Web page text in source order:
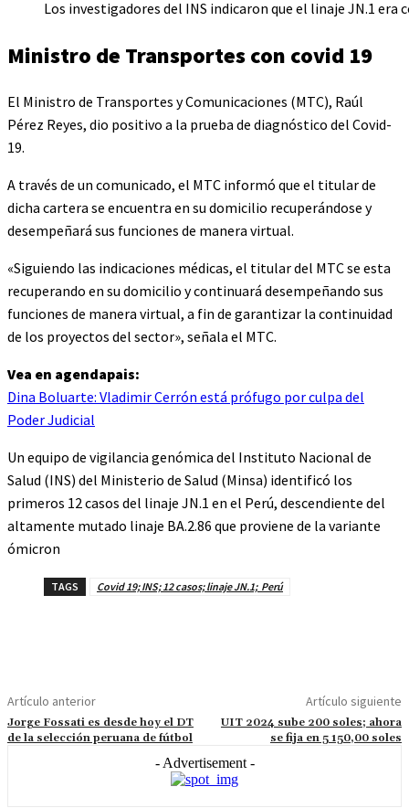
Los investigadores del INS indicaron que el linaje JN.1 era
Ministro de Transportes con covid 19
El Ministro de Transportes y Comunicaciones (MTC), Raúl
Pérez Reyes, dio positivo a la prueba de diagnóstico del Covid-
19.
A través de un comunicado, el MTC informó que el titular de
dicha cartera se encuentra en su domicilio recuperándose y
desempeñará sus funciones de manera virtual.
«Siguiendo las indicaciones médicas, el titular del MTC se esta
recuperando en su domicilio y continuará desempeñando sus
funciones de manera virtual, a fin de garantizar la continuidad
de los proyectos del sector», señala el MTC.
Vea en agendapais:
Dina Boluarte: Vladimir Cerrón está prófugo por culpa del
Poder Judicial
Un equipo de vigilancia genómica del Instituto Nacional de
Salud (INS) del Ministerio de Salud (Minsa) identificó los
primeros 12 casos del linaje JN.1 en el Perú, descendiente del
altamente mutado linaje BA.2.86 que proviene de la variante
ómicron
TAGS Covid 19; INS; 12 casos; linaje JN.1; Perú
Artículo anterior
Jorge Fossati es desde hoy el DT
de la selección peruana de fútbol
Artículo siguiente
UIT 2024 sube 200 soles; ahora
se fija en 5 150,00 soles
- Advertisement -